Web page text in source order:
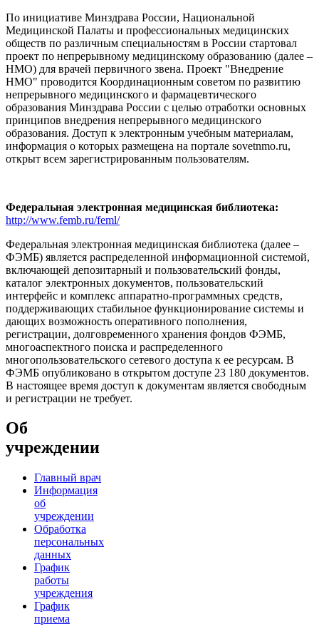
По инициативе Минздрава России, Национальной
Медицинской Палаты и профессиональных медицинских
обществ по различным специальностям в России стартовал
проект по непрерывному медицинскому образованию (далее –
НМО) для врачей первичного звена. Проект "Внедрение
НМО" проводится Координационным советом по развитию
непрерывного медицинского и фармацевтического
образования Минздрава России с целью отработки основных
принципов внедрения непрерывного медицинского
образования. Доступ к электронным учебным материалам,
информация о которых размещена на портале sovetnmo.ru,
открыт всем зарегистрированным пользователям.
Федеральная электронная медицинская библиотека:
http://www.femb.ru/feml/
Федеральная электронная медицинская библиотека (далее –
ФЭМБ) является распределенной информационной системой,
включающей депозитарный и пользовательский фонды,
каталог электронных документов, пользовательский
интерфейс и комплекс аппаратно-программных средств,
поддерживающих стабильное функционирование системы и
дающих возможность оперативного пополнения,
регистрации, долговременного хранения фондов ФЭМБ,
многоаспектного поиска и распределенного
многопользовательского сетевого доступа к ее ресурсам. В
ФЭМБ опубликовано в открытом доступе 23 180 документов.
В настоящее время доступ к документам является свободным
и регистрации не требует.
Об
учреждении
Главный врач
Информация
об
учреждении
Обработка
персональных
данных
График
работы
учреждения
График
приема